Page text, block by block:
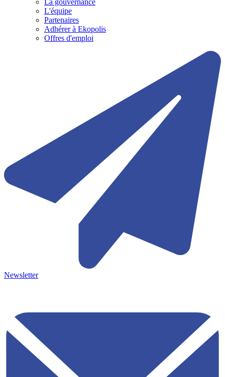
L'équipe
Partenaires
Adhérer à Ekopolis
Offres d'emploi
Newsletter